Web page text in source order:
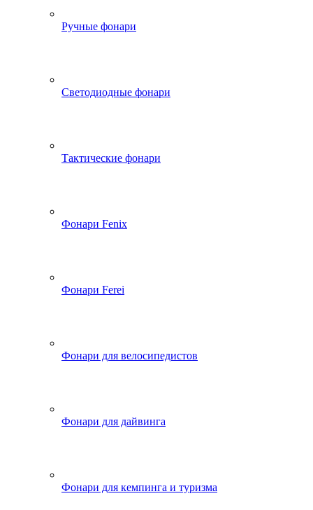
Ручные фонари
Светодиодные фонари
Тактические фонари
Фонари Fenix
Фонари Ferei
Фонари для велосипедистов
Фонари для дайвинга
Фонари для кемпинга и туризма